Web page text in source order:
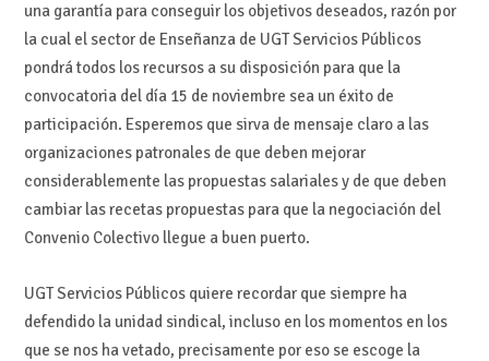
una garantía para conseguir los objetivos deseados, razón por
la cual el sector de Enseñanza de UGT Servicios Públicos
pondrá todos los recursos a su disposición para que la
convocatoria del día 15 de noviembre sea un éxito de
participación. Esperemos que sirva de mensaje claro a las
organizaciones patronales de que deben mejorar
considerablemente las propuestas salariales y de que deben
cambiar las recetas propuestas para que la negociación del
Convenio Colectivo llegue a buen puerto.
UGT Servicios Públicos quiere recordar que siempre ha
defendido la unidad sindical, incluso en los momentos en los
que se nos ha vetado, precisamente por eso se escoge la